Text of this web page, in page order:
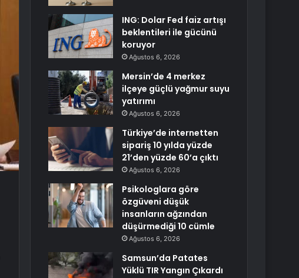
ING: Dolar Fed faiz artışı
beklentileri ile gücünü
koruyor
Ağustos 6, 2026
Mersin’de 4 merkez
ilçeye güçlü yağmur suyu
yatırımı
Ağustos 6, 2026
Türkiye’de internetten
sipariş 10 yılda yüzde
21’den yüzde 60’a çıktı
Ağustos 6, 2026
Psikologlara göre
özgüveni düşük
insanların ağzından
düşürmediği 10 cümle
Ağustos 6, 2026
Samsun’da Patates
Yüklü TIR Yangın Çıkardı